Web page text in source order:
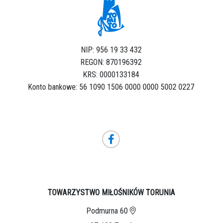
NIP: 956 19 33 432
REGON: 870196392
KRS: 0000133184
Konto bankowe: 56 1090 1506 0000 0000 5002 0227
TOWARZYSTWO MIŁOŚNIKÓW TORUNIA
Podmurna 60